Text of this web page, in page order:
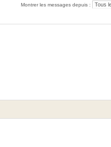
Montrer les messages depuis :